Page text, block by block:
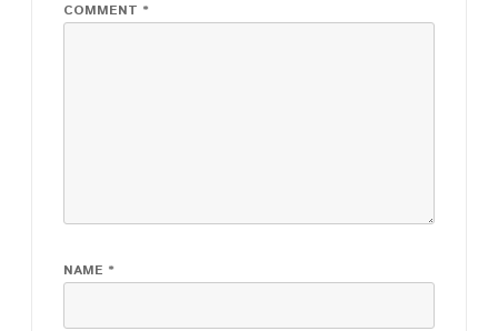
COMMENT *
NAME *